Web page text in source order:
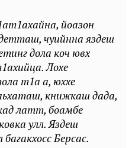
йоазон
чуийнна яздеш
дола коч ювх
Лохе
т1а а, юххе
книжкаш дада,
латт, боамбе
улл. Яздеш
Берсас.